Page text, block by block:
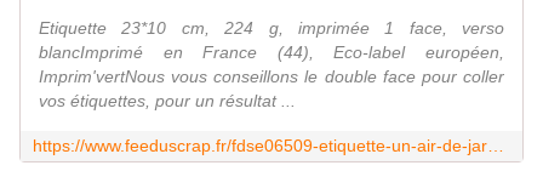
Etiquette 23*10 cm, 224 g, imprimée 1 face, verso
blancImprimé en France (44), Eco-label européen,
Imprim'vertNous vous conseillons le double face pour coller
vos étiquettes, pour un résultat ...